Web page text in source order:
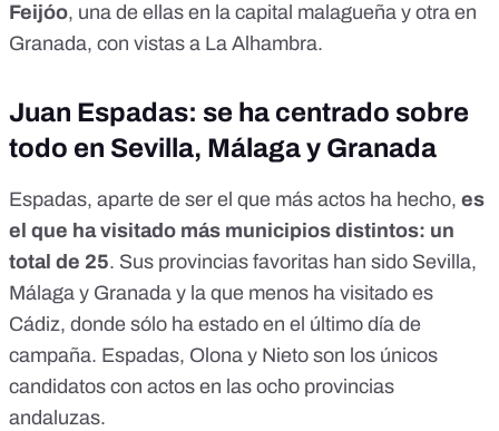
Feijóo, una de ellas en la capital malagueña y otra en
Granada, con vistas a La Alhambra.
Juan Espadas: se ha centrado sobre
todo en Sevilla, Málaga y Granada
Espadas, aparte de ser el que más actos ha hecho, es
el que ha visitado más municipios distintos: un
total de 25. Sus provincias favoritas han sido Sevilla,
Málaga y Granada y la que menos ha visitado es
Cádiz, donde sólo ha estado en el último día de
campaña. Espadas, Olona y Nieto son los únicos
candidatos con actos en las ocho provincias
andaluzas.